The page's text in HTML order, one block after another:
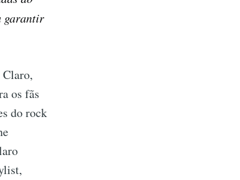
garantir
os fãs
do rock